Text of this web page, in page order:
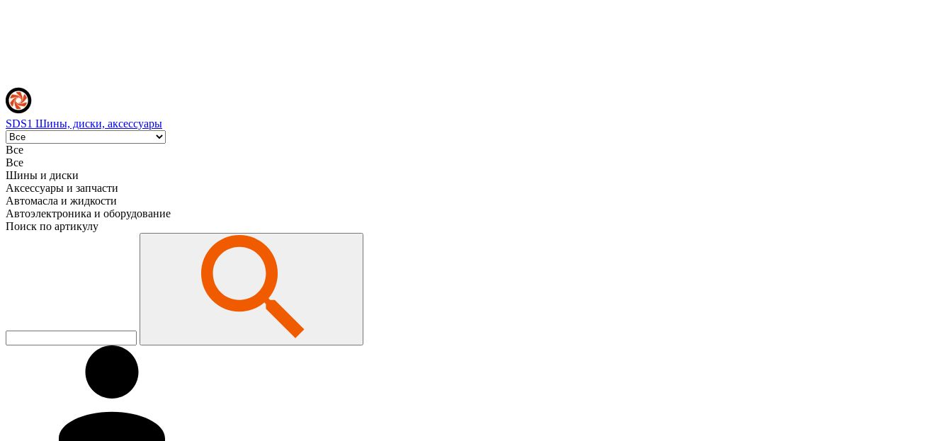
SDS1 Шины, диски, аксессуары
Все
Все
Шины и диски
Аксессуары и запчасти
Автомасла и жидкости
Автоэлектроника и оборудование
Поиск по артикулу